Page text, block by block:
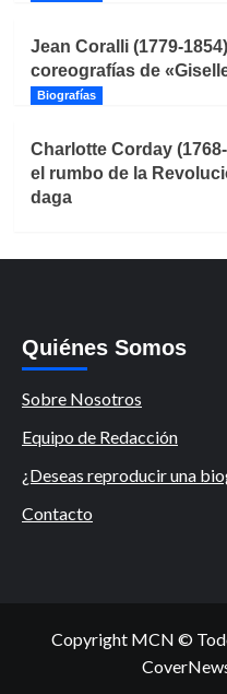
Jean Coralli (1779-
coreografías de
Biografías
Charlotte Corday
el rumbo de la
daga
Quiénes Somos
Sobre Nosotros
Equipo de Redacción
¿Deseas reproducir una
Contacto
Copyright MCN ©